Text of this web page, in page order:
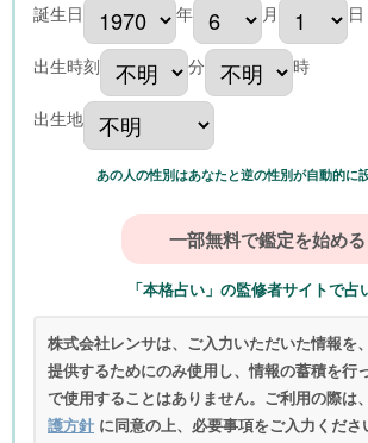
誕生日 年 月 日
出生時刻 分 時
出生地
あの人の性別はあなたと逆の性別が自動的に
「本格占い」の監修者サイトで占
株式会社レンサは、ご入力いただいた情報を
提供するためにのみ使用し、情報の蓄積を行
で使用することはありません。ご利用の際は
護方針 に同意の上、必要事項をご入力くださ